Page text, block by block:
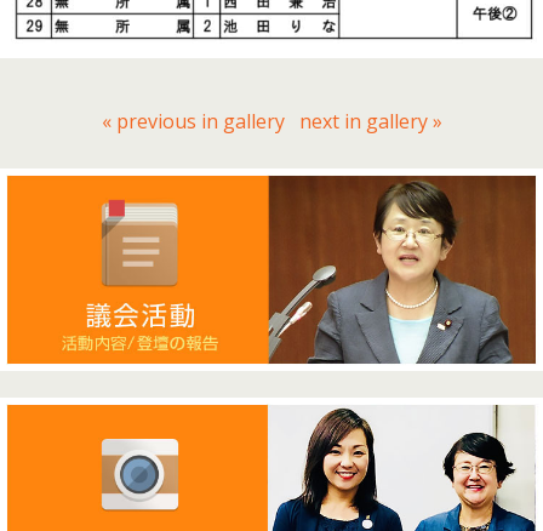
« previous in gallery next in gallery »